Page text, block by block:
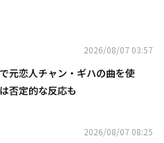
2026/08/07 03:57
元恋人チャン・ギハの曲を使
否定的な反応も
2026/08/07 08:25